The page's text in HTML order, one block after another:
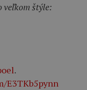
veľkom štýle:
.
E3TKb5pynn